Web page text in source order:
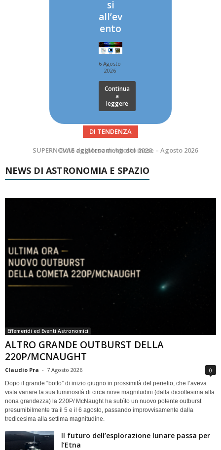
si
all’ev
ento
6 Agosto
2026
Continua
a
leggere
DI TENDENZA
SUPERNOVAE aggiornamenti del mese – Agosto 2026
Le Comete del mese di Agosto: LA 10P/TEMPEL AL PERIELIO
NEWS DI ASTRONOMIA E SPAZIO
Effemeridi ed Eventi Astronomici
ALTRO GRANDE OUTBURST DELLA
220P/MCNAUGHT
Claudio Pra - 7 Agosto 2026 0
Dopo il grande “botto” di inizio giugno in prossimità del perielio, che l’aveva
vista variare la sua luminosità di circa nove magnitudini (dalla diciottesima alla
nona grandezza) la 220P/ McNaught ha subìto un nuovo potente outburst
presumibilmente tra il 5 e il 6 agosto, passando improvvisamente dalla
tredicesima alla settima magnitudine.
Il futuro dell’esplorazione lunare passa per
l’Etna